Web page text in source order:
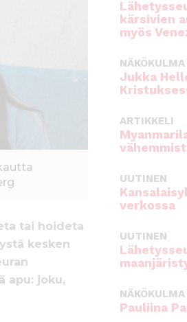
tai hoideta
kesken
apu: joku,
kärsivien
myös
NÄKÖKULMA
Jukka
ARTIKKELI
UUTINEN
verkossa
UUTINEN
NÄKÖKULMA
Pauliina